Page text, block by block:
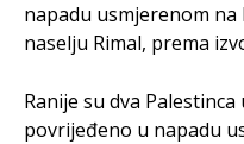
napadu usmjerenom
naselju Rimal, prema
Ranije su dva
povrijeđeno u napadu